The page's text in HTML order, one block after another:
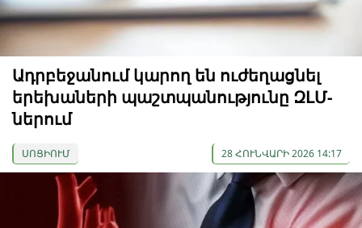
Ադրբեջանում կարող են ուժեղացնել
երեխաների պաշտպանությունը ԶԼՄ-
ներում
ՍՈՑԻՈՒՄ 28 ՀՈՒՆՎԱՐԻ 2026 14:17